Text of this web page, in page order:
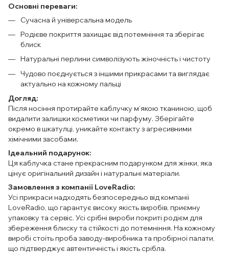
Основні переваги:
Сучасна й універсальна модель
Родієве покриття захищає від потемніння та зберігає
блиск
Натуральні перлини символізують жіночність і чистоту
Чудово поєднується з іншими прикрасами та виглядає
актуально на кожному пальці
Догляд:
Після носіння протирайте каблучку м’якою тканиною, щоб
видалити залишки косметики чи парфуму. Зберігайте
окремо в шкатулці, уникайте контакту з агресивними
хімічними засобами.
Ідеальний подарунок:
Ця каблучка стане прекрасним подарунком для жінки, яка
цінує оригінальний дизайн і натуральні матеріали.
Замовлення з компанії LoveRadio:
Усі прикраси надходять безпосередньо від компанії
LoveRadio, що гарантує високу якість виробів, приємну
упаковку та сервіс. Усі срібні вироби покриті родієм для
збереження блиску та стійкості до потемніння. На кожному
виробі стоїть проба заводу-виробника та пробірної палати,
що підтверджує автентичність і якість срібла.